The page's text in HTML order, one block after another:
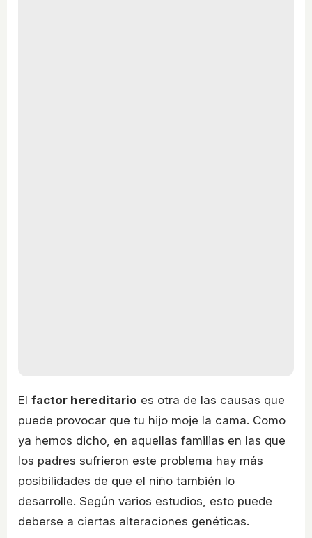
El factor hereditario es otra de las causas que
puede provocar que tu hijo moje la cama. Como
ya hemos dicho, en aquellas familias en las que
los padres sufrieron este problema hay más
posibilidades de que el niño también lo
desarrolle. Según varios estudios, esto puede
deberse a ciertas alteraciones genéticas.